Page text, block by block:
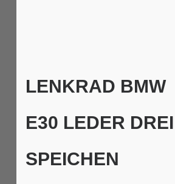
LENKRAD BMW
E30 LEDER DREI
SPEICHEN